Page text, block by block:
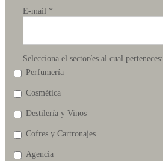
E-mail *
Selecciona el sector/es al cual perteneces:
Perfumería
Cosmética
Destilería y Vinos
Cofres y Cartronajes
Agencia